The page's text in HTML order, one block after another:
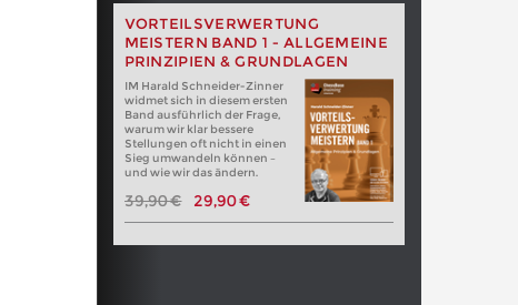
VORTEILSVERWERTUNG
MEISTERN BAND 1 - ALLGEMEINE
PRINZIPIEN & GRUNDLAGEN
IM Harald Schneider-Zinner
widmet sich in diesem ersten
Band ausführlich der Frage,
warum wir klar bessere
Stellungen oft nicht in einen
Sieg umwandeln können –
und wie wir das ändern.
39,90 € 29,90 €